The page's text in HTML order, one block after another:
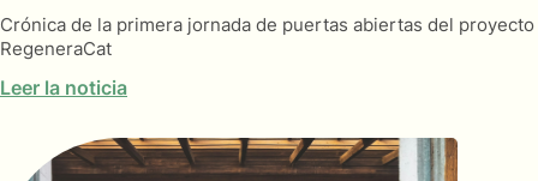
Crónica de la primera jornada de puertas abiertas del proyecto
RegeneraCat
Leer la noticia